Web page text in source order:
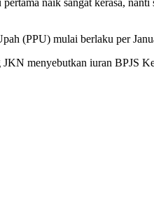
naik sangat kerasa,
(PPU) mulai berlaku per
menyebutkan iuran BPJS